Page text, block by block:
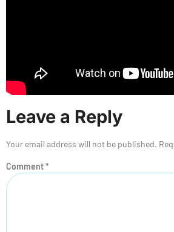
Leave a Reply
Your email address will not be published.
Comment*